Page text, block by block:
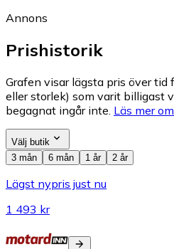
Annons
Prishistorik
Grafen visar lägsta pris över tid
eller storlek) som varit billigast
begagnat ingår inte. Läs mer
Välj butik
3 mån
6 mån 1 år 2 år
Lägst nypris just nu
1 493 kr